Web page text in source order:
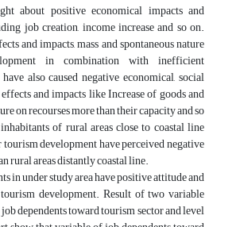
about positive economical impacts and
job creation, income increase and so on.
and impacts, mass and spontaneous nature
in combination with inefficient
also caused negative economical, social
and impacts like Increase of goods and
on recourses more than their capacity and so
of rural areas close to coastal line
development have perceived negative
rural areas distantly coastal line.
in under study area have positive attitude and
development. Result of two variable
dependents toward tourism sector and level